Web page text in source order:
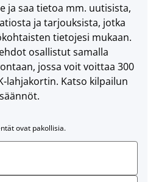
ja saa tietoa mm. uutisista,
ja tarjouksista, jotka
tietojesi mukaan.
osallistut samalla
jossa voit voittaa 300
lahjakortin. Katso kilpailun
säännöt.
ovat pakollisia.